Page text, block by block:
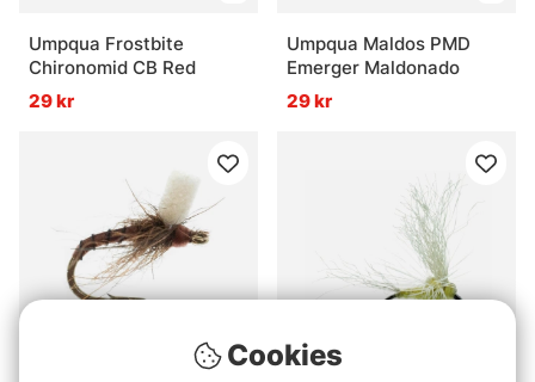
Umpqua Frostbite
Chironomid CB Red
29 kr
Umpqua Maldos PMD
Emerger Maldonado
29 kr
Cookies